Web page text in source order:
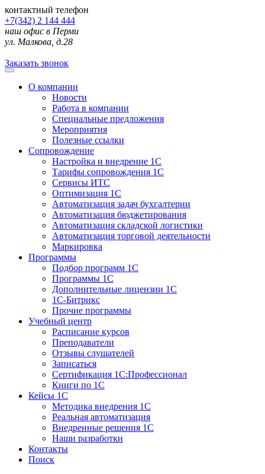
контактный телефон
+7(342) 2 144 444
наш офис в Перми
ул. Малкова, д.28
Заказать звонок
О компании
Новости
Работа в компании
Специальные предложения
Мероприятия
Полезные ссылки
Сопровождение
Настройка и внедрение 1С
Тарифы сопровождения 1С
Сервисы ИТС
Оптимизация 1С
Автоматизация задач бухгалтерии
Автоматизация бюджетирования
Автоматизация складской логистики
Автоматизация торговой деятельности
Маркировка
Программы
Подбор программ 1С
Программы 1С
Дополнительные лицензии 1С
1С-Битрикс
Прочие программы
Учебный центр
Расписание курсов
Преподаватели
Отзывы слушателей
Записаться
Сертификация 1С:Профессионал
Книги по 1С
Кейсы 1С
Методика внедрения 1С
Реальная автоматизация
Внедренные решения 1С
Наши разработки
Контакты
Поиск